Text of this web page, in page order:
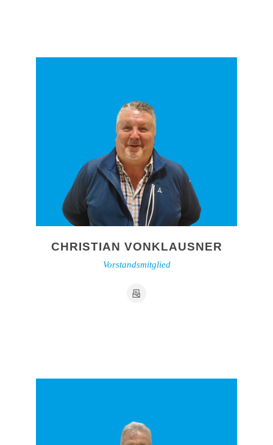
CHRISTIAN VONKLAUSNER
Vorstandsmitglied